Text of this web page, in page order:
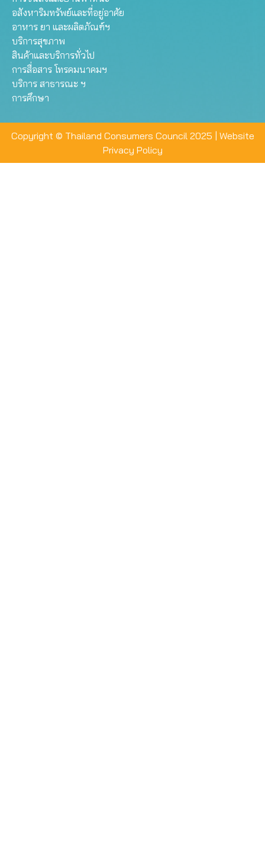
อสังหาริมทรัพย์และที่อยู่อาศัย
อาหาร ยา และผลิตภัณฑ์ฯ
บริการสุขภาพ
สินค้าและบริการทั่วไป
การสื่อสาร โทรคมนาคมฯ
บริการ สาธารณะ ฯ
การศึกษา
Copyright © Thailand Consumers Council 2025 | Website
Privacy Policy